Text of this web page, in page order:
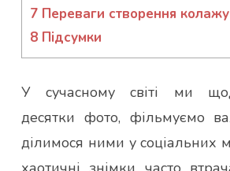
7 Переваги створення
8 Підсумки
У сучасному світі ми
десятки фото, фільмуємо
ділимося ними у соціальних